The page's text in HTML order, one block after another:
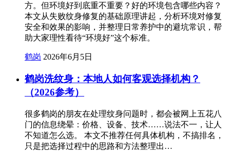
方。但环境好到底重不重要？好的环境包含哪些内容？
本文从失败纹身修复的基础原理讲起，分析环境对修复
安全和效果的影响，并整理日常养护中的避坑常识，帮
助大家理性看待“环境好”这个标准。
鹤岗 2026年6月5日
鹤岗洗纹身：本地人如何客观选择机构？
（2026参考）
很多鹤岗的朋友在处理纹身问题时，都会被网上五花八
门的信息绕晕：价格、设备、技术……说法不一，让人
不知道怎么选。 本文不推荐任何具体机构，不搞排名，
只是把选择过程中的思路和方法整理出…